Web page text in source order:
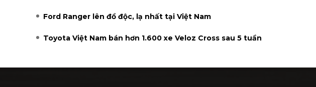
Ford Ranger lên đồ độc, lạ nhất tại Việt Nam
Toyota Việt Nam bán hơn 1.600 xe Veloz Cross sau 5 tuần